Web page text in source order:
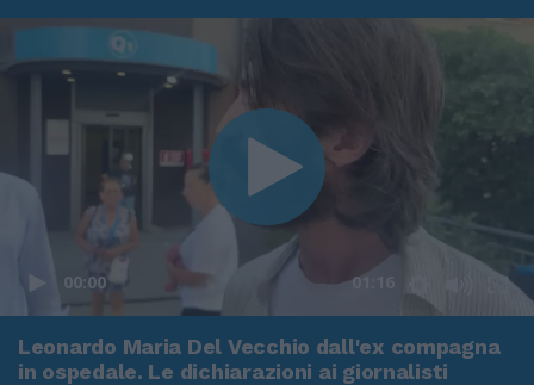
00:00 01:16
Leonardo Maria Del Vecchio dall'ex compagna
in ospedale. Le dichiarazioni ai giornalisti